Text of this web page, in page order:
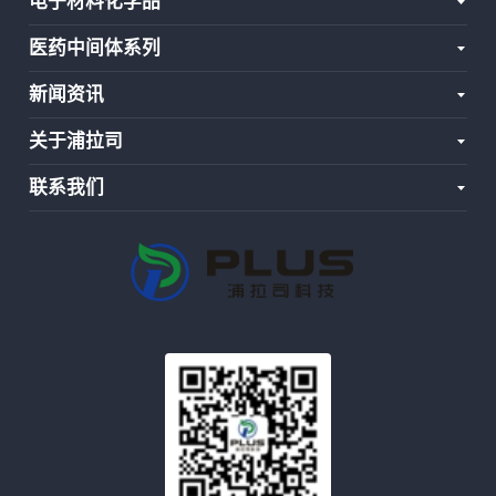
医药中间体系列
新闻资讯
关于浦拉司
联系我们